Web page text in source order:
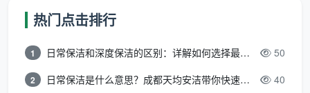
围。]
三、第三关：团队与工具关——上门的是“正规军”还是
“临时工”
“成都开荒保洁公司哪家好”，第三关看上门的人是
热门点击排行
1 日常保洁和深度保洁的区别：详解如何选择最适合的清洁服务 50
2 日常保洁是什么意思？成都天均安洁带你快速区分“日常vs深度vs开荒” 40